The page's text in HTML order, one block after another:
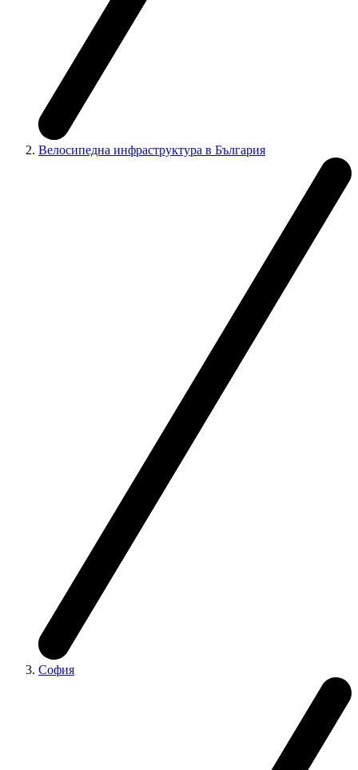
Велосипедна инфраструктура в България
София